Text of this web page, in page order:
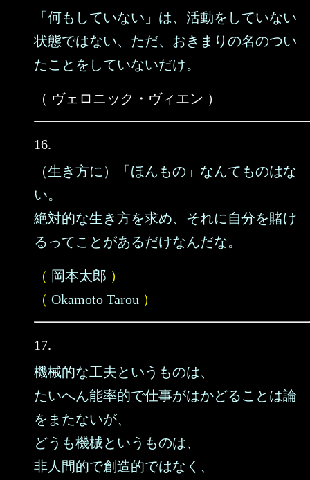
「何もしていない」は、活動をしていない
状態ではない、ただ、おきまりの名のつい
たことをしていないだけ。
（ ヴェロニック・ヴィエン ）
16.
（生き方に）「ほんもの」なんてものはな
い。
絶対的な生き方を求め、それに自分を賭け
るってことがあるだけなんだな。
（ 岡本太郎 ）
（ Okamoto Tarou ）
17.
機械的な工夫というものは、
たいへん能率的で仕事がはかどることは論
をまたないが、
どうも機械というものは、
非人間的で創造的ではなく、